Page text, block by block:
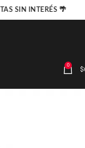
0 $
SIN INTERÉS 🌴